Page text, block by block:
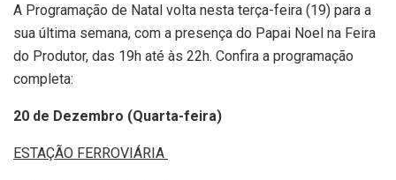
A Programação de Natal volta nesta terça-feira (19) para a
sua última semana, com a presença do Papai Noel na Feira
do Produtor, das 19h até às 22h. Confira a programação
completa:
20 de Dezembro (Quarta-feira)
ESTAÇÃO FERROVIÁRIA